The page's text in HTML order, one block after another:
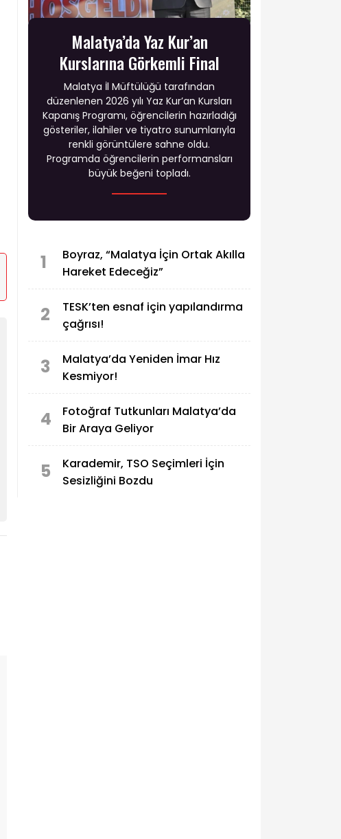
Malatya’da Yaz Kur’an
Kurslarına Görkemli Final
Malatya İl Müftülüğü tarafından
düzenlenen 2026 yılı Yaz Kur’an Kursları
Kapanış Programı, öğrencilerin hazırladığı
gösteriler, ilahiler ve tiyatro sunumlarıyla
renkli görüntülere sahne oldu.
Programda öğrencilerin performansları
büyük beğeni topladı.
1
Boyraz, “Malatya İçin Ortak Akılla
Hareket Edeceğiz”
2
TESK’ten esnaf için yapılandırma
çağrısı!
3
Malatya’da Yeniden İmar Hız
Kesmiyor!
4
Fotoğraf Tutkunları Malatya’da
Bir Araya Geliyor
5
Karademir, TSO Seçimleri İçin
Sesizliğini Bozdu